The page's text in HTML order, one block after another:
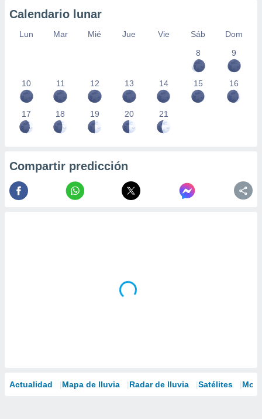
Calendario lunar
Lun Mar Mié Jue Vie Sáb
Dom
8
9
10 11 12 13 14 15 16
17 18 19 20 21
Compartir predicción
Actualidad Mapa de lluvia Radar de lluvia Satélites